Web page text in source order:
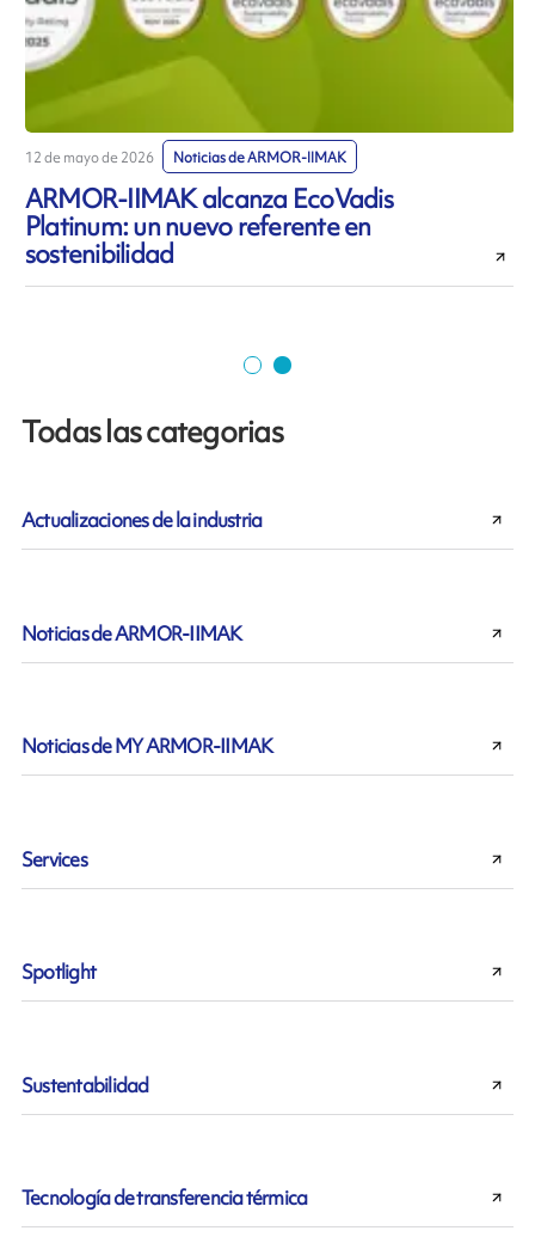
12 de mayo de 2026 Noticias de ARMOR-IIMAK
ARMOR-IIMAK alcanza EcoVadis
Platinum: un nuevo referente en
sostenibilidad
Todas las categorias
Actualizaciones de la industria
Noticias de ARMOR-IIMAK
Noticias de MY ARMOR-IIMAK
Services
Spotlight
Sustentabilidad
Tecnología de transferencia térmica